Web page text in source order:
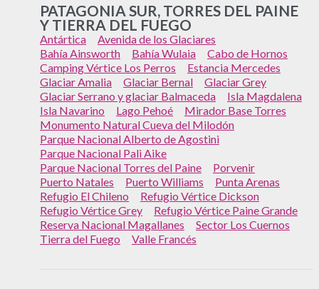
PATAGONIA SUR, TORRES DEL PAINE
Y TIERRA DEL FUEGO
Antártica
Avenida de los Glaciares
Bahía Ainsworth
Bahía Wulaia
Cabo de Hornos
Camping Vértice Los Perros
Estancia Mercedes
Glaciar Amalia
Glaciar Bernal
Glaciar Grey
Glaciar Serrano y glaciar Balmaceda
Isla Magdalena
Isla Navarino
Lago Pehoé
Mirador Base Torres
Monumento Natural Cueva del Milodón
Parque Nacional Alberto de Agostini
Parque Nacional Pali Aike
Parque Nacional Torres del Paine
Porvenir
Puerto Natales
Puerto Williams
Punta Arenas
Refugio El Chileno
Refugio Vértice Dickson
Refugio Vértice Grey
Refugio Vértice Paine Grande
Reserva Nacional Magallanes
Sector Los Cuernos
Tierra del Fuego
Valle Francés